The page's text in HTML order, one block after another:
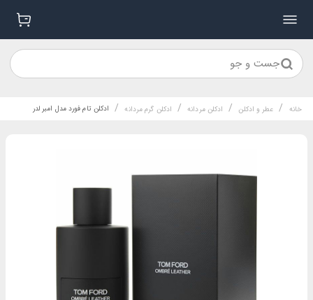
جست و جو
خانه / عطر و ادکلن / ادکلن مردانه / ادکلن گرم مردانه / ادکلن تام فورد مدل امبر لدر